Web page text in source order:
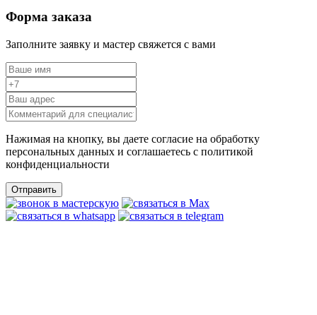
Форма заказа
Заполните заявку и мастер свяжется с вами
Нажимая на кнопку, вы даете согласие на обработку
персональных данных и соглашаетесь c политикой
конфиденциальности
Отправить